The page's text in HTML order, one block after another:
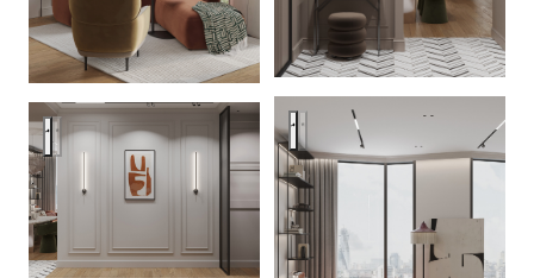
Квартира 100 кв.м. в ЖК
Квартира 100 кв.м. в ЖК Береговой